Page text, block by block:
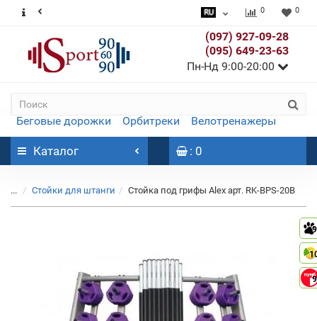
0 0
(097) 927-09-28
(095) 649-23-63
Пн-Нд 9:00-20:00
Беговые дорожки Орбитреки Велотренажеры
Каталог : 0
... Стойки для штанги Стойка под грифы Alex арт. RK-BPS-20B
9
9